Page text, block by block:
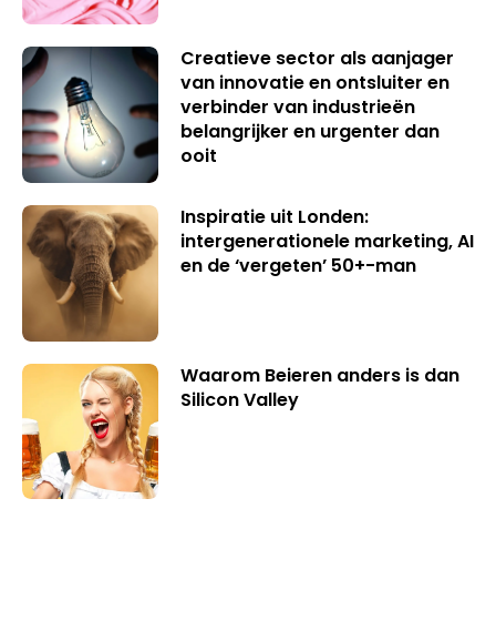
Creatieve sector als aanjager
van innovatie en ontsluiter en
verbinder van industrieën
belangrijker en urgenter dan
ooit
Inspiratie uit Londen:
intergenerationele marketing, AI
en de ‘vergeten’ 50+-man
Waarom Beieren anders is dan
Silicon Valley